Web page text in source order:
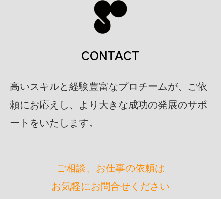
CONTACT
高いスキルと経験豊富なプロチームが、ご依
頼にお応えし、より大きな成功の発展のサポ
ートをいたします。
ご相談、お仕事の依頼は
お気軽にお問合せください